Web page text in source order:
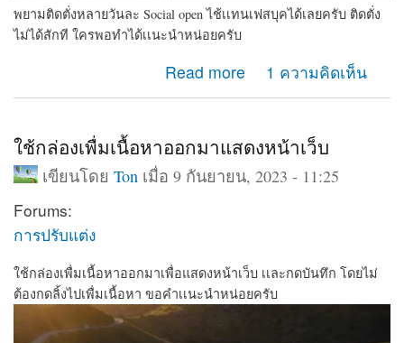
พยามติดตั่งหลายวันละ Social open ไช้เเทนเฟสบุคได้เลยครับ ติดตั่ง
ไม่ได้สักที ใครพอทำได้เเนะนำหน่อยครับ
Read more
about พยามติดตั่งหลายวันละ Social open ไช้เเทนเฟสบุค
ได้เลยครับ ติดตั่งไม่ได้สักที
1 ความคิดเห็น
ใช้กล่องเพื่มเนื้อหาออกมาแสดงหน้าเว็บ
เขียนโดย Tonเมื่อ 9 กันยายน, 2023 - 11:25
Forums:
การปรับแต่ง
ใช้กล่องเพื่มเนื้อหาออกมาเพื่อแสดงหน้าเว็บ เเละกดบันทึก โดยไม่
ต้องกดลิ้งไปเพื่มเนื้อหา ขอคำเเนะนำหน่อยครับ